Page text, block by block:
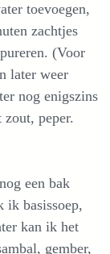
toevoegen,
zachtjes
(Voor
later weer
nog enigszins
zout, peper.
een bak
ik basissoep,
kan ik het
gember,